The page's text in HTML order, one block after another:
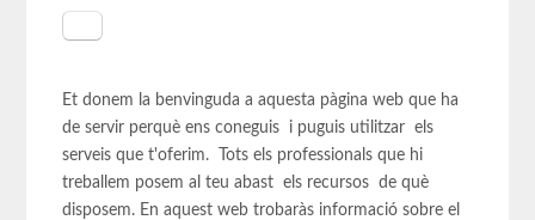
Et donem la benvinguda a aquesta pàgina web que ha
de servir perquè ens coneguis i puguis utilitzar els
serveis que t'oferim. Tots els professionals que hi
treballem posem al teu abast els recursos de què
disposem. En aquest web trobaràs informació sobre el